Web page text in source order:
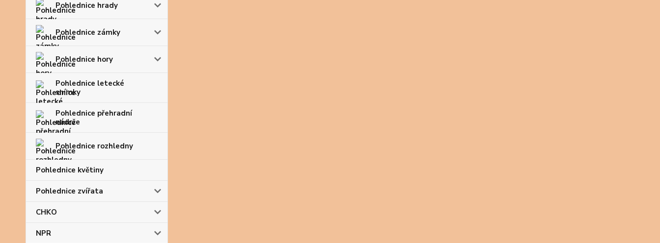
Pohlednice hrady
Pohlednice zámky
Pohlednice hory
Pohlednice letecké
snímky
Pohlednice přehradní
nádrže
Pohlednice rozhledny
Pohlednice květiny
Pohlednice zvířata
CHKO
NPR